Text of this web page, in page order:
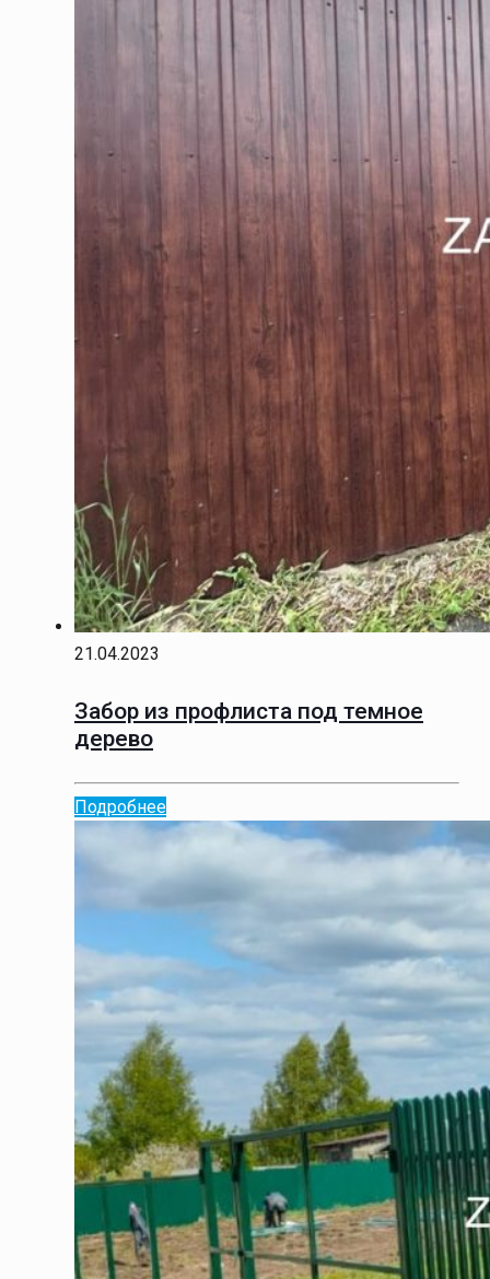
21.04.2023
Забор из профлиста под темное
дерево
Подробнее